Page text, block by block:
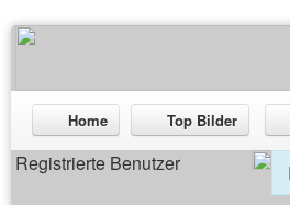
Home Top Bilder
Registrierte Benutzer